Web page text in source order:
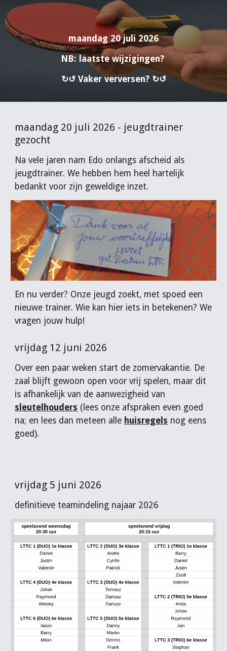
maandag 20 juli 2026
NB: laatste wijzigingen?
↻↺ Vaker verversen? ↻↺
maandag 20 juli 2026 - jeugdtrainer
gezocht
Na vele jaren nam Edo onlangs afscheid als
jeugdtrainer. We hebben hem heel hartelijk
bedankt voor zijn geweldige inzet.
En nu verder? Onze jeugd zoekt, met spoed een
nieuwe trainer. Wie kan hier iets in betekenen? We
vragen jouw hulp!
vrijdag 12 juni 2026
Over een paar weken start de zomervakantie. De
zaal blijft gewoon open voor vrij spelen, maar dit
is afhankelijk van de aanwezigheid van
sleutelhouders (lees onze afspraken even goed
na; en lees dan meteen alle huisregels nog eens
goed).
vrijdag 5 juni 2026
definitieve teamindeling najaar 2026